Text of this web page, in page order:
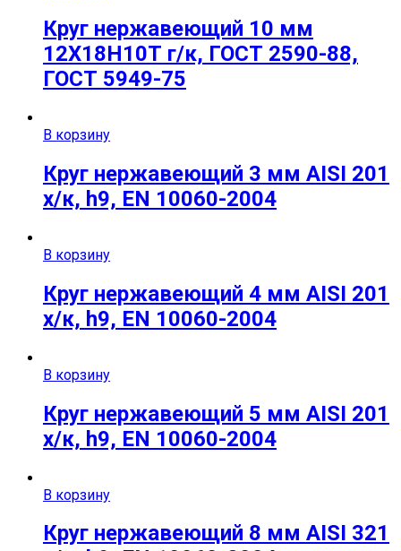
Круг нержавеющий 10 мм
12Х18Н10Т г/к, ГОСТ 2590-88,
ГОСТ 5949-75
В корзину
Круг нержавеющий 3 мм AISI 201
х/к, h9, EN 10060-2004
В корзину
Круг нержавеющий 4 мм AISI 201
х/к, h9, EN 10060-2004
В корзину
Круг нержавеющий 5 мм AISI 201
х/к, h9, EN 10060-2004
В корзину
Круг нержавеющий 8 мм AISI 321